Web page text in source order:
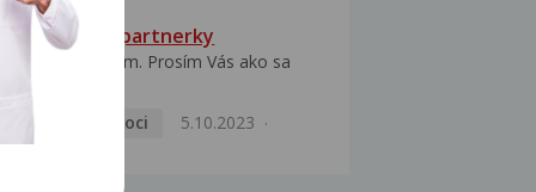
HPV typ 52 u partnerky
Dobrý deň prajem. Prosím Vás ako sa
Pohlavní nemoci
5.10.2023